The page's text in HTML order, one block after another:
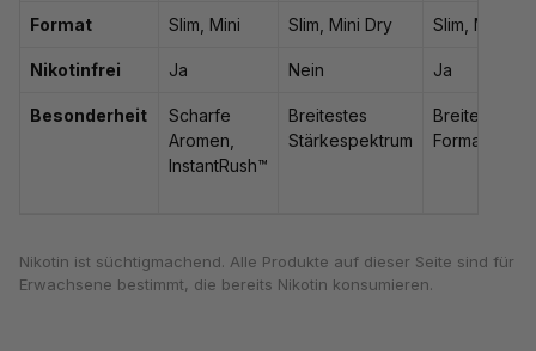
Format Slim, Mini Slim, Mini Dry Slim, Mini
Nikotinfrei Ja Nein Ja
Besonderheit
Scharfe
Aromen,
InstantRush™
Breitestes
Stärkespektrum
Breites
Nikotin ist süchtigmachend. Alle Produkte auf dieser Seite sind für
Erwachsene bestimmt, die bereits Nikotin konsumieren.